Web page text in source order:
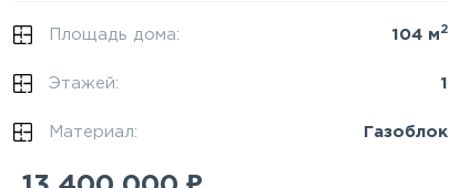
Площадь дома: 104 м 2
Этажей: 1
Материал: Газоблок